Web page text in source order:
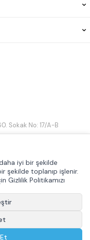
Sokak No: 17/A-B
iyi bir şekilde
şekilde toplanıp işlenir.
Gizlilik Politikamızı